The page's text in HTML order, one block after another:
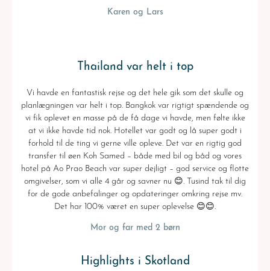
Karen og Lars
Thailand var helt i top
Vi havde en fantastisk rejse og det hele gik som det skulle og
planlægningen var helt i top. Bangkok var rigtigt spændende og
vi fik oplevet en masse på de få dage vi havde, men følte ikke
at vi ikke havde tid nok. Hotellet var godt og lå super godt i
forhold til de ting vi gerne ville opleve. Det var en rigtig god
transfer til øen Koh Samed – både med bil og båd og vores
hotel på Ao Prao Beach var super dejligt – god service og flotte
omgivelser, som vi alle 4 går og savner nu 😊. Tusind tak til dig
for de gode anbefalinger og opdateringer omkring rejse mv.
Det har 100% været en super oplevelse 😊😊.
Mor og far med 2 børn
Highlights i Skotland